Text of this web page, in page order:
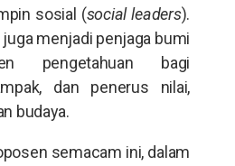
sosial (social leaders).
menjadi penjaga bumi
pengetahuan bagi
dan penerus nilai,
budaya.
semacam ini, dalam